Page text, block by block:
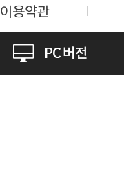
이용약관